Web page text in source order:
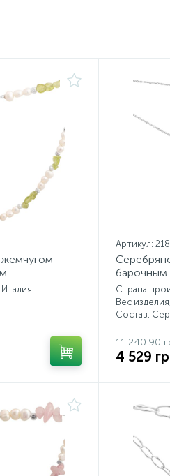
Артикул:
барочным
Страна
Вес
Состав:
11 240.90
4 529